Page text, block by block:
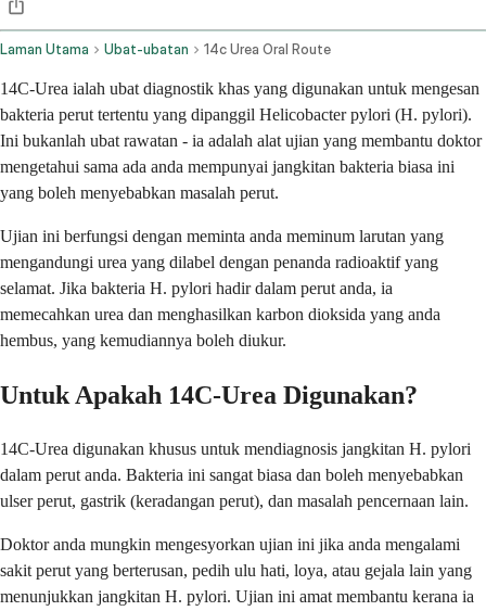
Laman Utama Ubat-ubatan 14c Urea Oral Route
14C-Urea ialah ubat diagnostik khas yang digunakan untuk mengesan
bakteria perut tertentu yang dipanggil Helicobacter pylori (H. pylori).
Ini bukanlah ubat rawatan - ia adalah alat ujian yang membantu doktor
mengetahui sama ada anda mempunyai jangkitan bakteria biasa ini
yang boleh menyebabkan masalah perut.
Ujian ini berfungsi dengan meminta anda meminum larutan yang
mengandungi urea yang dilabel dengan penanda radioaktif yang
selamat. Jika bakteria H. pylori hadir dalam perut anda, ia
memecahkan urea dan menghasilkan karbon dioksida yang anda
hembus, yang kemudiannya boleh diukur.
Untuk Apakah 14C-Urea Digunakan?
14C-Urea digunakan khusus untuk mendiagnosis jangkitan H. pylori
dalam perut anda. Bakteria ini sangat biasa dan boleh menyebabkan
ulser perut, gastrik (keradangan perut), dan masalah pencernaan lain.
Doktor anda mungkin mengesyorkan ujian ini jika anda mengalami
sakit perut yang berterusan, pedih ulu hati, loya, atau gejala lain yang
menunjukkan jangkitan H. pylori. Ujian ini amat membantu kerana ia